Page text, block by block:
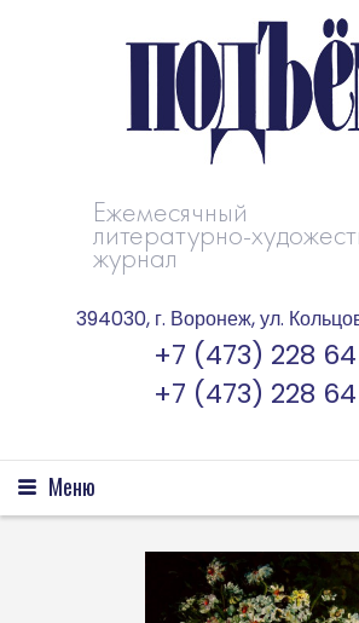
Ежемесячный
литературно-
журнал
394030, г. Воронеж, ул.
+7 (473) 228 64
+7 (473) 228 64
Меню